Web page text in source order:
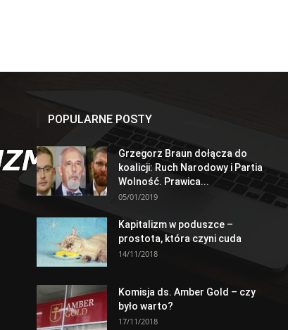
POPULARNE POSTY
Grzegorz Braun dołącza do
koalicji: Ruch Narodowy i Partia
Wolność. Prawica...
05/01/2019
Kapitalizm w poduszce –
prostota, która czyni cuda
14/11/2018
Komisja ds. Amber Gold – czy
było warto?
17/11/2018